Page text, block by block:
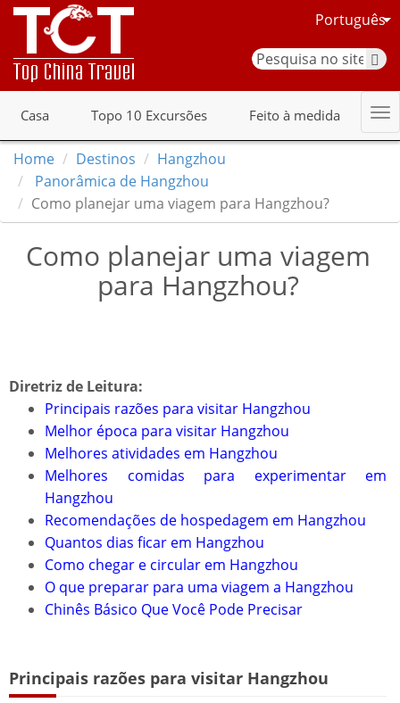
Português
Casa Topo 10 Excursões Feito à medida
Home Destinos
Hangzhou
Panorâmica de Hangzhou
Como planejar uma viagem para Hangzhou?
Como planejar uma viagem
para Hangzhou?
Diretriz de Leitura:
Principais razões para visitar Hangzhou
Melhor época para visitar Hangzhou
Melhores atividades em Hangzhou​
Melhores comidas para experimentar em
Hangzhou​
Recomendações de hospedagem em Hangzhou​
Quantos dias ficar em Hangzhou​
Como chegar e circular em Hangzhou
O que preparar para uma viagem a Hangzhou
Chinês Básico Que Você Pode Precisar​
Principais razões para visitar Hangzhou​​